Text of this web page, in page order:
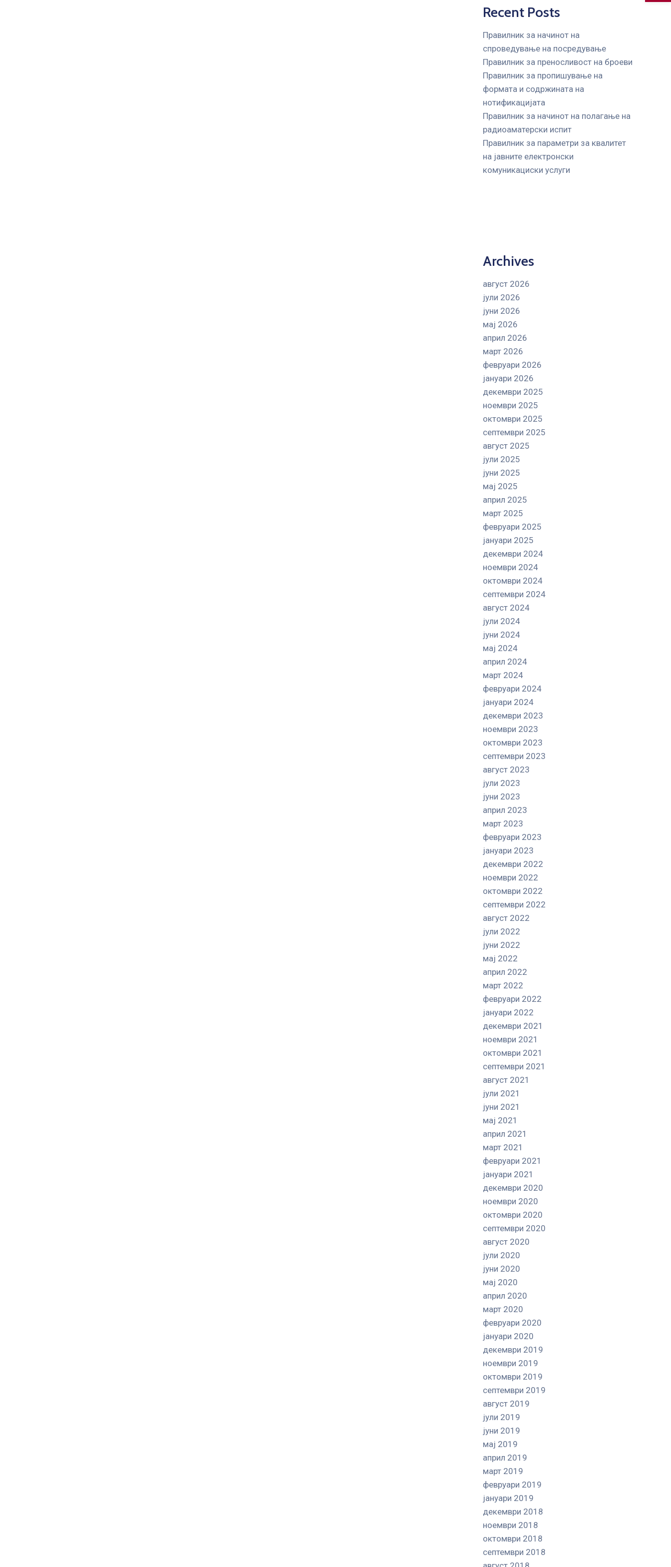
Recent Posts
Правилник за начинот на
спроведување на посредување
Правилник за преносливост на броеви
Правилник за пропишување на
формата и содржината на
нотификацијата
Правилник за начинот на полагање на
радиоаматерски испит
Правилник за параметри за квалитет
на јавните елeктронски
комуникациски услуги
Archives
август 2026
јули 2026
јуни 2026
мај 2026
април 2026
март 2026
февруари 2026
јануари 2026
декември 2025
ноември 2025
октомври 2025
септември 2025
август 2025
јули 2025
јуни 2025
мај 2025
април 2025
март 2025
февруари 2025
јануари 2025
декември 2024
ноември 2024
октомври 2024
септември 2024
август 2024
јули 2024
јуни 2024
мај 2024
април 2024
март 2024
февруари 2024
јануари 2024
декември 2023
ноември 2023
октомври 2023
септември 2023
август 2023
јули 2023
јуни 2023
април 2023
март 2023
февруари 2023
јануари 2023
декември 2022
ноември 2022
октомври 2022
септември 2022
август 2022
јули 2022
јуни 2022
мај 2022
април 2022
март 2022
февруари 2022
јануари 2022
декември 2021
ноември 2021
октомври 2021
септември 2021
август 2021
јули 2021
јуни 2021
мај 2021
април 2021
март 2021
февруари 2021
јануари 2021
декември 2020
ноември 2020
октомври 2020
септември 2020
август 2020
јули 2020
јуни 2020
мај 2020
април 2020
март 2020
февруари 2020
јануари 2020
декември 2019
ноември 2019
октомври 2019
септември 2019
август 2019
јули 2019
јуни 2019
мај 2019
април 2019
март 2019
февруари 2019
јануари 2019
декември 2018
ноември 2018
октомври 2018
септември 2018